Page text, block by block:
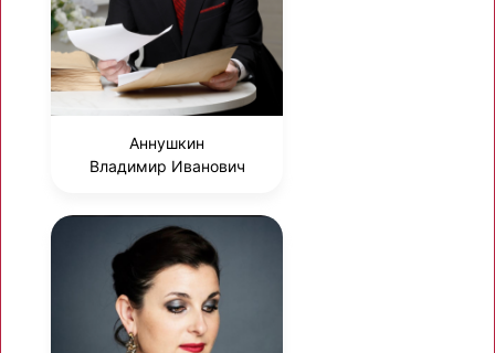
Аннушкин
Владимир Иванович